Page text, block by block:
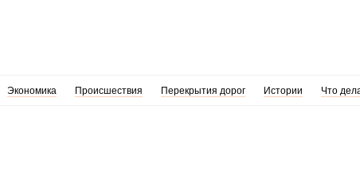
Экономика Происшествия Перекрытия дорог Истории Что